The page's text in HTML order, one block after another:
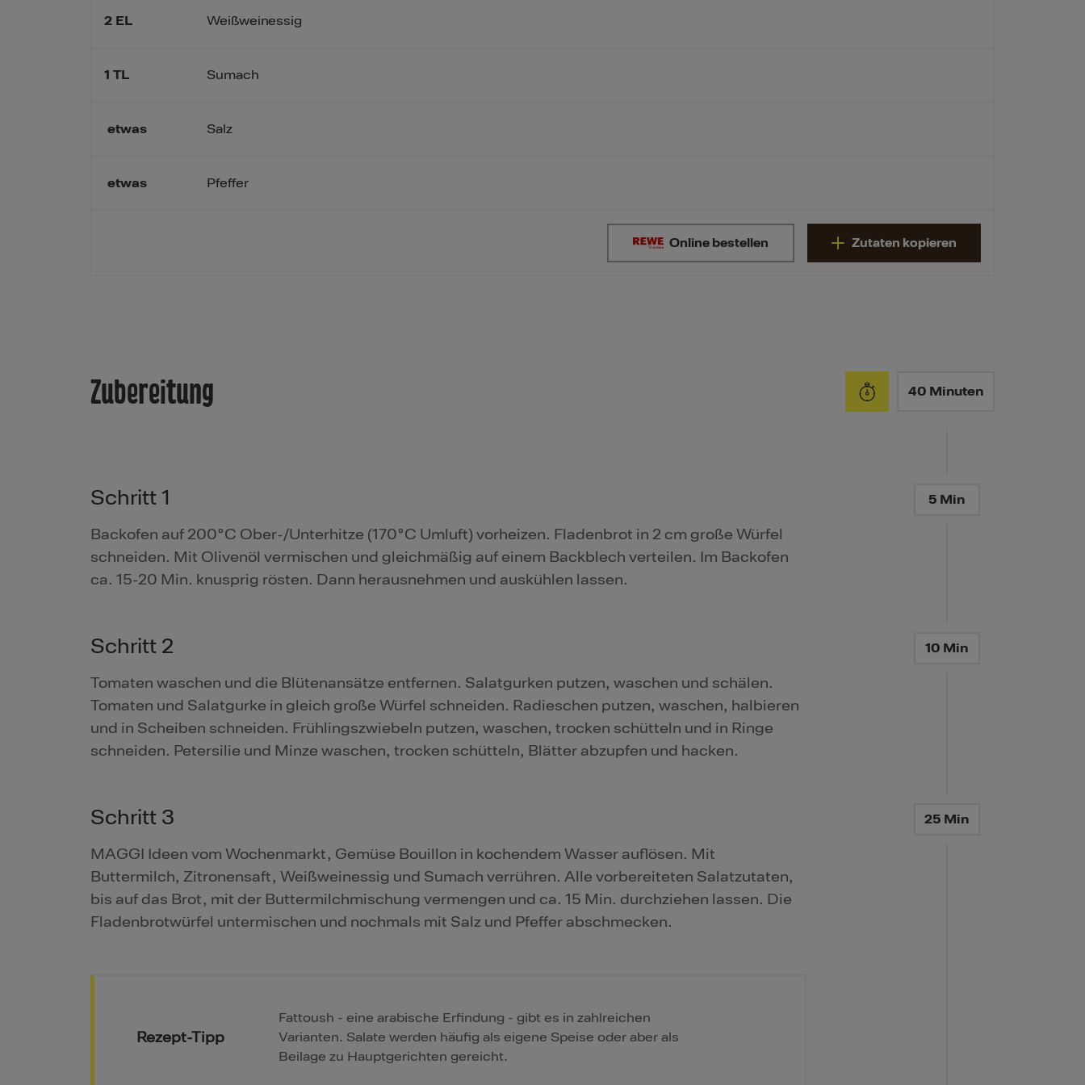
2 EL
1 TL
etwas
etwas
Weißweinessig
Sumach
Salz
Pfeffer
Online bestellen Zutaten kopieren
Zubereitung 40 Minuten
Schritt 1 5 Min
Backofen auf 200°C Ober-/Unterhitze (170°C Umluft) vorheizen. Fladenbrot in 2 cm große Würfel
schneiden. Mit Olivenöl vermischen und gleichmäßig auf einem Backblech verteilen. Im Backofen
ca. 15-20 Min. knusprig rösten. Dann herausnehmen und auskühlen lassen.
Schritt 2 10 Min
Tomaten waschen und die Blütenansätze entfernen. Salatgurken putzen, waschen und schälen.
Tomaten und Salatgurke in gleich große Würfel schneiden. Radieschen putzen, waschen, halbieren
und in Scheiben schneiden. Frühlingszwiebeln putzen, waschen, trocken schütteln und in Ringe
schneiden. Petersilie und Minze waschen, trocken schütteln, Blätter abzupfen und hacken.
Schritt 3 25 Min
MAGGI Ideen vom Wochenmarkt, Gemüse Bouillon in kochendem Wasser auflösen. Mit
Buttermilch, Zitronensaft, Weißweinessig und Sumach verrühren. Alle vorbereiteten Salatzutaten,
bis auf das Brot, mit der Buttermilchmischung vermengen und ca. 15 Min. durchziehen lassen. Die
Fladenbrotwürfel untermischen und nochmals mit Salz und Pfeffer abschmecken.
Rezept-Tipp
Fattoush - eine arabische Erfindung - gibt es in zahlreichen
Varianten. Salate werden häufig als eigene Speise oder aber als
Beilage zu Hauptgerichten gereicht.